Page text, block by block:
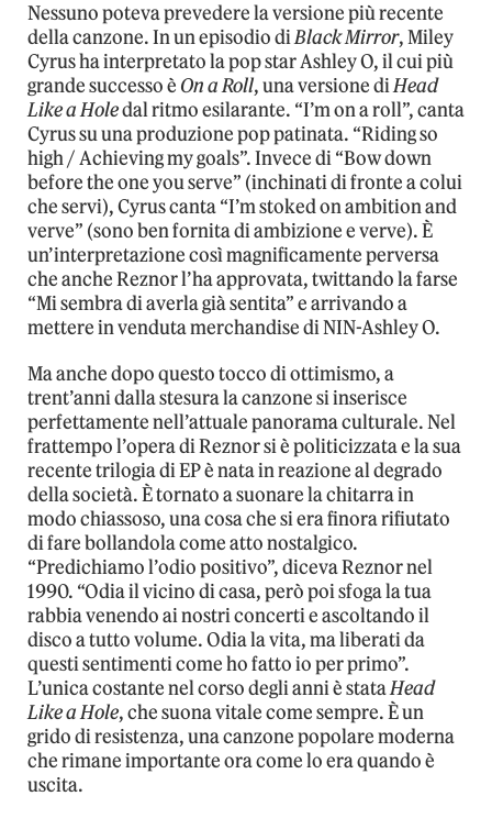
Nessuno poteva prevedere la versione più recente
della canzone. In un episodio diBlack Mirror, Miley
Cyrus ha interpretato la pop star Ashley O, il cui più
grande successo è On a Roll, una versione diHead
Like a Holedal ritmo esilarante. “I’m on a roll”, canta
Cyrus su una produzione pop patinata. “Riding so
high / Achieving my goals”. Invece di “Bow down
before the one you serve” (inchinati di fronte a colui
che servi), Cyrus canta “I’m stoked on ambition and
verve” (sono ben fornita di ambizione e verve). È
un’interpretazione così magnificamente perversa
che anche Reznor l’ha approvata, twittando la farse
“Mi sembra di averla già sentita” e arrivando a
mettere in venduta merchandise di NIN-Ashley O.
Ma anche dopo questo tocco di ottimismo, a
trent’anni dalla stesura la canzone si inserisce
perfettamente nell’attuale panorama culturale. Nel
frattempo l’opera di Reznor si è politicizzata e la sua
recente trilogia di EP è nata in reazione al degrado
della società. È tornato a suonare la chitarra in
modo chiassoso, una cosa che si era finora rifiutato
di fare bollandola come atto nostalgico.
“Predichiamo l’odio positivo”, diceva Reznor nel
1990. “Odia il vicino di casa, però poi sfoga la tua
rabbia venendo ai nostri concerti e ascoltando il
disco a tutto volume. Odia la vita, ma liberati da
questi sentimenti come ho fatto io per primo”.
L’unica costante nel corso degli anni è stataHead
Like a Hole, che suona vitale come sempre. È un
grido di resistenza, una canzone popolare moderna
che rimane importante ora come lo era quando è
uscita.